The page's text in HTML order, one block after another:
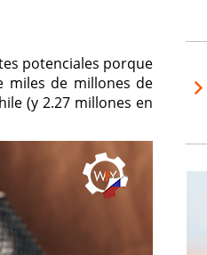
potenciales porque
de millones de
(y 2.27 millones en